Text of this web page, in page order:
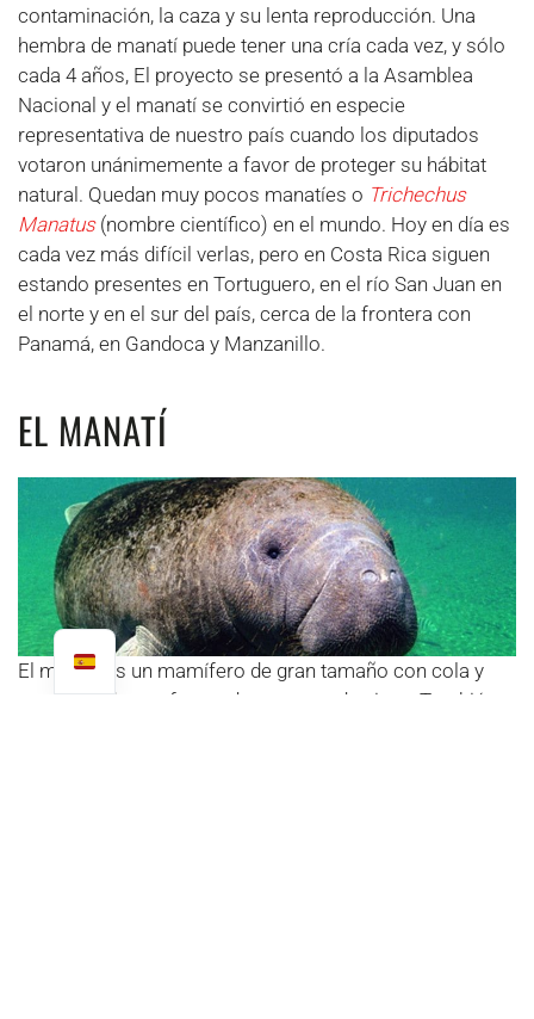
contaminación, la caza y su lenta reproducción. Una
hembra de manatí puede tener una cría cada vez, y sólo
cada 4 años, El proyecto se presentó a la Asamblea
Nacional y el manatí se convirtió en especie
representativa de nuestro país cuando los diputados
votaron unánimemente a favor de proteger su hábitat
natural. Quedan muy pocos manatíes o Trichechus
Manatus(nombre científico) en el mundo. Hoy en día es
cada vez más difícil verlas, pero en Costa Rica siguen
estando presentes en Tortuguero, en el río San Juan en
el norte y en el sur del país, cerca de la frontera con
Panamá, en Gandoca y Manzanillo.
EL MANATÍ
El manatí es un mamífero de gran tamaño con cola y
extremidades en forma de raquetas de nieve. También